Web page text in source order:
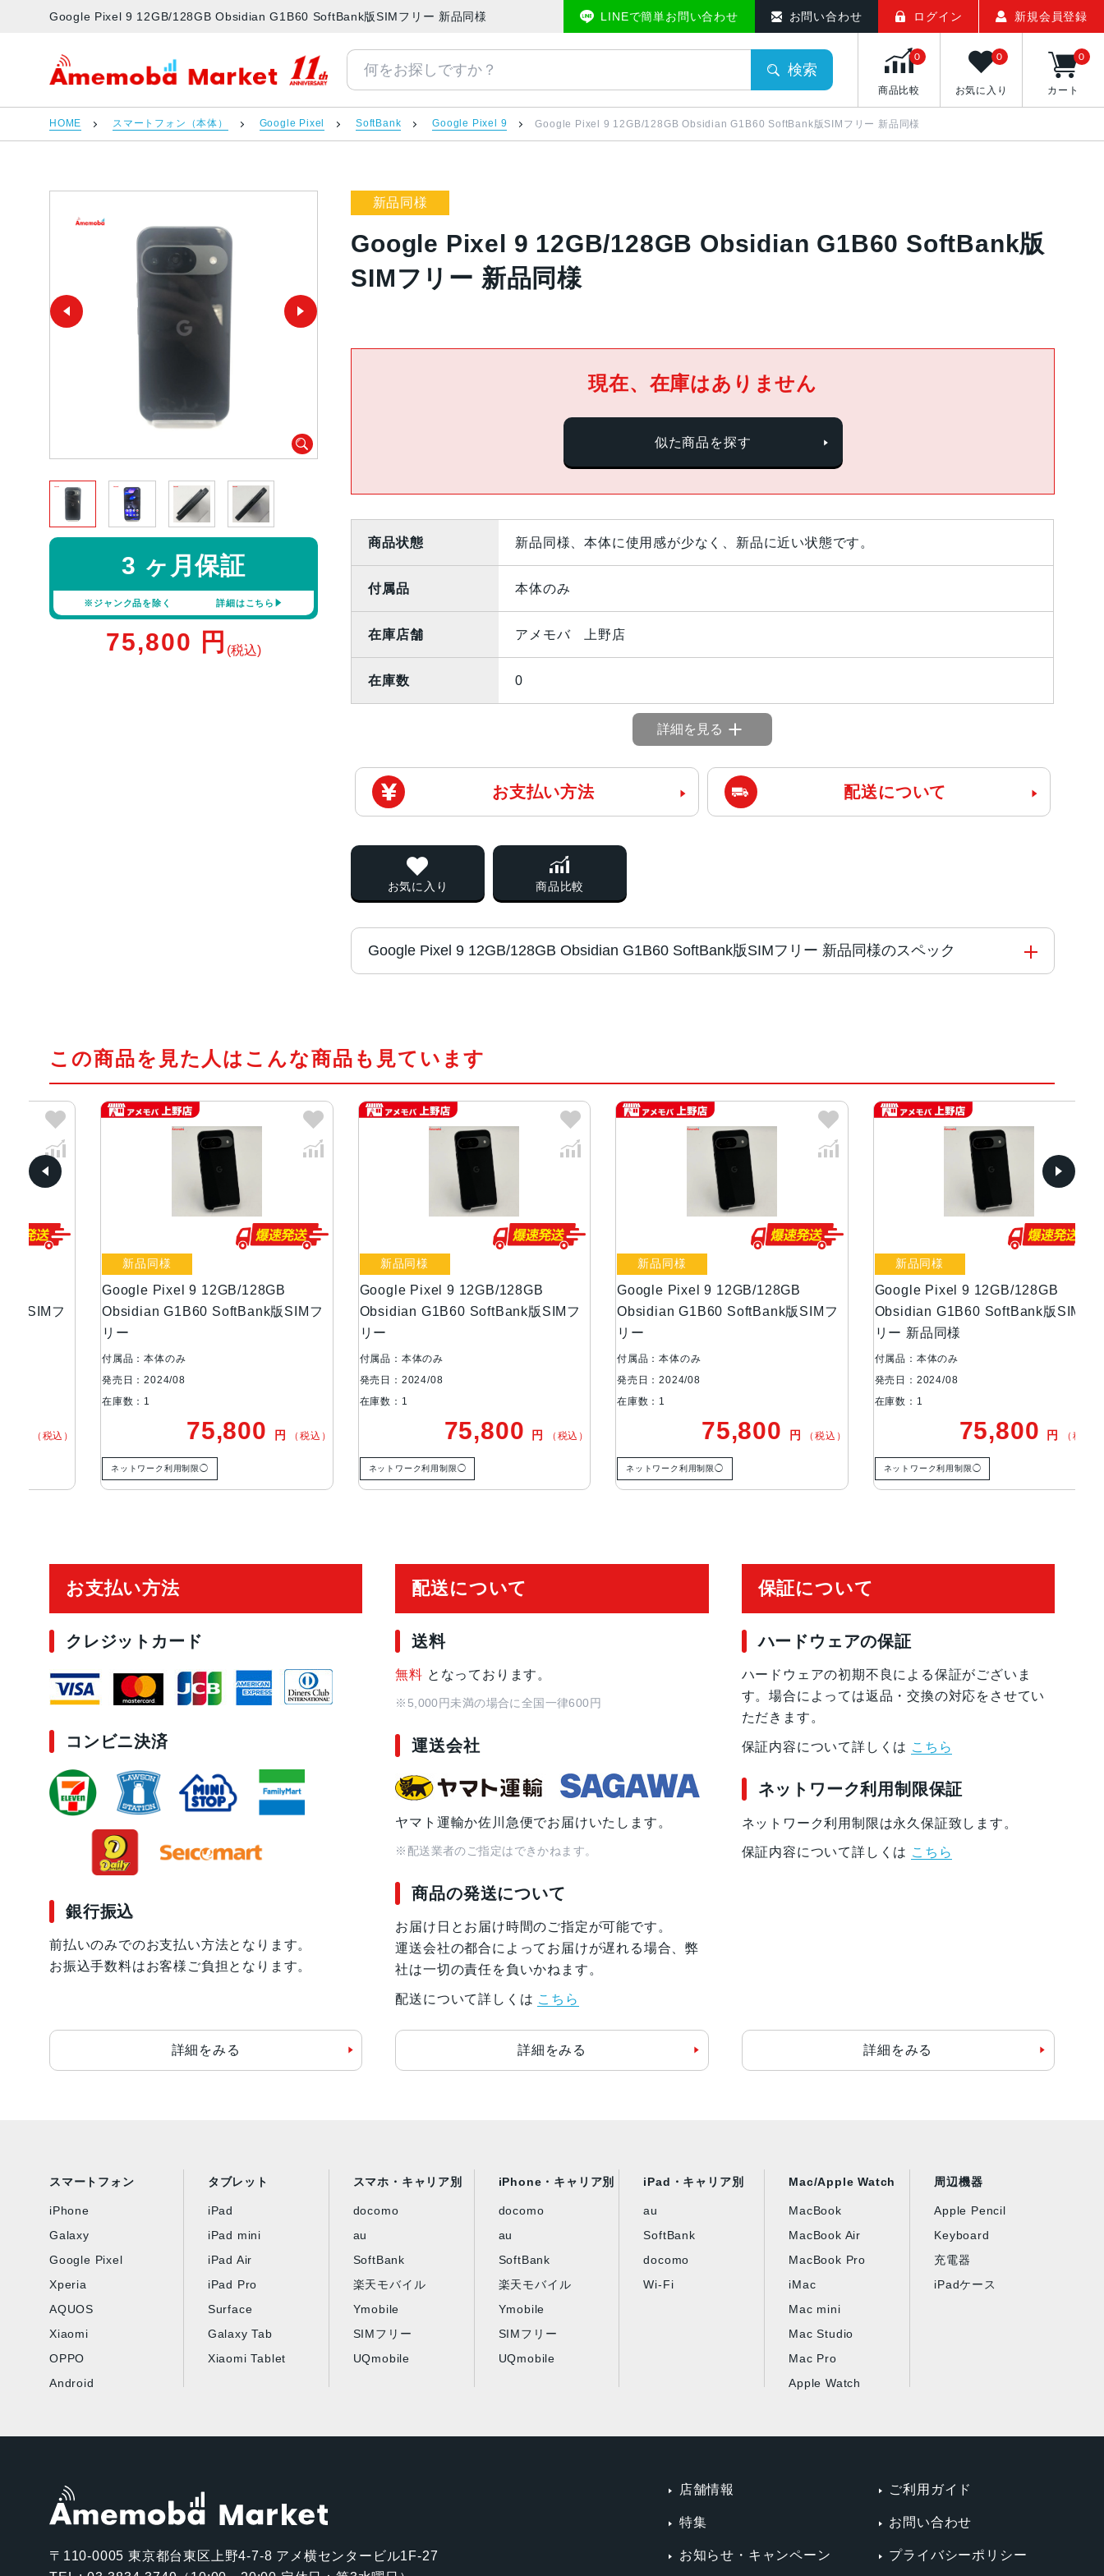
Google Pixel 9 12GB/128GB Obsidian G1B60 SoftBank版SIMフリー 新品同様 | 中古スマホ販売のアメモバマーケット
LINEで簡単お問い合わせ お問い合わせ ログイン 新規会員登録
アメモバマーケット
検索
商品比較
0
お気に入り
0
カート
0
HOME スマートフォン（本体） Google Pixel SoftBank Google Pixel 9 Google Pixel 9 12GB/128GB Obsidian G1B60 SoftBank版SIMフリー 新品同様
新品同様
Google Pixel 9 12GB/128GB Obsidian G1B60 SoftBank版
SIMフリー 新品同様
3 ヶ月保証
※ジャンク品を除く 詳細はこちら
75,800 円 (税込)
現在、在庫はありません
似た商品を探す
商品状態 新品同様、本体に使用感が少なく、新品に近い状態です。
付属品 本体のみ
在庫店舗 アメモバ 上野店
在庫数 0
詳細を見る
お支払い方法 配送について
お気に入り 商品比較
Google Pixel 9 12GB/128GB Obsidian G1B60 SoftBank版SIMフリー 新品同様のスペック
OS Android 14
約152.8×72.0×8.5mm
約6.3インチ
カラー
Porcelain
Peony
メモリ容量
ROM： 128GB、256GB
バッテリー容量 4700mAh
アウトカメラ
Octa PD 広角：約5000万画素
発売日
この商品を見た人はこんな商品も見ています
Google Pixel 9 12GB/128GB
Obsidian G1B60 SoftBank版SIMフ
付属品：本体のみ
発売日：2024/08
75,800円 （税込）
ネットワーク利用制限◯
Google Pixel 9 12GB/128GB
Obsidian G1B60 SoftBank版SIMフ
付属品：本体のみ
発売日：2024/08
75,800円 （税込）
ネットワーク利用制限◯
Google Pixel 9 12GB/128GB
Obsidian G1B60 SoftBank版SIMフ
付属品：本体のみ
発売日：2024/08
75,800円 （税込）
ネットワーク利用制限◯
Google Pixel 9 12GB/128GB
Obsidian G1B60 SoftBank版SIMフ
リー 新品同様
付属品：本体のみ
発売日：2024/08
75,800円 （税込）
ネットワーク利用制限◯
お支払い方法
クレジットカード
コンビニ決済
銀行振込
前払いのみでのお支払い方法となります。
お振込手数料はお客様ご負担となります。
詳細をみる
配送について
送料
無料 となっております。
※5,000円未満の場合に全国一律600円
運送会社
ヤマト運輸か佐川急便でお届けいたします。
※配送業者のご指定はできかねます。
商品の発送について
お届け日とお届け時間のご指定が可能です。
運送会社の都合によってお届けが遅れる場合、弊
社は一切の責任を負いかねます。
配送について詳しくは こちら
詳細をみる
保証について
ハードウェアの保証
ハードウェアの初期不良による保証がございま
す。場合によっては返品・交換の対応をさせてい
ただきます。
保証内容について詳しくは こちら
ネットワーク利用制限保証
ネットワーク利用制限は永久保証致します。
保証内容について詳しくは こちら
詳細をみる
スマートフォン
iPhone
Galaxy
Google Pixel
Xperia
AQUOS
Xiaomi
OPPO
Android
タブレット
iPad
iPad mini
iPad Air
iPad Pro
Surface
Galaxy Tab
Xiaomi Tablet
スマホ・キャリア別
docomo
au
SoftBank
楽天モバイル
Ymobile
SIMフリー
UQmobile
iPhone・キャリア別
docomo
au
SoftBank
楽天モバイル
Ymobile
SIMフリー
UQmobile
iPad・キャリア別
au
SoftBank
docomo
Wi-Fi
Mac/Apple Watch
MacBook
MacBook Air
MacBook Pro
iMac
Mac mini
Mac Studio
Mac Pro
Apple Watch
周辺機器
Apple Pencil
Keyboard
充電器
iPadケース
〒110-0005 東京都台東区上野4-7-8 アメ横センタービル1F-27
店舗情報
特集
お知らせ・キャンペーン
ご利用ガイド
お問い合わせ
プライバシーポリシー